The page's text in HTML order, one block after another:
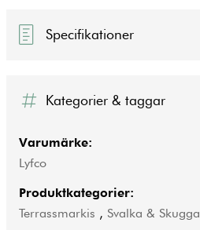
Specifikationer
Kategorier & taggar
Varumärke:
Lyfco
Produktkategorier:
Terrassmarkis , Svalka & Skugga